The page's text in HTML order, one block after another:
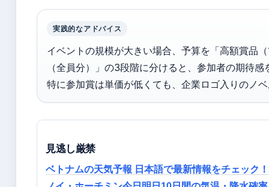
実践的なアドバイス
イベントの規模が大きい場合、予算を「高額賞品
（全員分）」の3段階に分けると、参加者の期待
特に参加賞は単価が低くても、企業ロゴ入りのノ
見逃し厳禁
ベトナムの天気予報 日本語で最新情報をチェック